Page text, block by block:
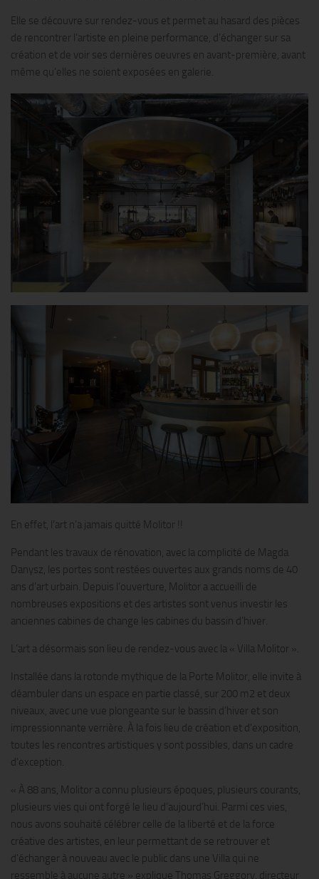
Elle se découvre sur rendez-vous et permet au hasard des pièces
de rencontrer l’artiste en pleine performance, d’échanger sur sa
création et de voir ses dernières oeuvres en avant-première, avant
même qu’elles ne soient exposées en galerie.
En effet, l’art n’a jamais quitté Molitor !!
Pendant les travaux de rénovation, avec la complicité de Magda
Danysz, les portes sont restées ouvertes aux grands noms de 40
ans d’art urbain. Depuis l’ouverture, Molitor a accueilli de
nombreuses expositions et des artistes sont venus investir les
anciennes cabines de change les cabines du bassin d’hiver.
L’art a désormais son lieu de rendez-vous avec la « Villa Molitor ».
Installée dans la rotonde mythique de la Porte Molitor, elle invite à
déambuler dans un espace en partie classé, sur 200 m2 et deux
niveaux, avec une vue plongeante sur le bassin d’hiver et son
impressionnante verrière. À la fois lieu de création et d’exposition,
toutes les rencontres artistiques y sont possibles, dans un cadre
d’exception.
« À 88 ans, Molitor a connu plusieurs époques, plusieurs courants,
plusieurs vies qui ont forgé le lieu d’aujourd’hui. Parmi ces vies,
nous avons souhaité célébrer celle de la liberté et de la force
créative des artistes, en leur permettant de se retrouver et
d’échanger à nouveau avec le public dans une Villa qui ne
ressemble à aucune autre » explique Thomas Greggory, directeur